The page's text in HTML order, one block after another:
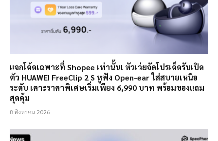
แจกโค้ดเฉพาะที่ Shopee เท่านั้น! หัวเว่ยจัดโปรเด็ดรับเปิด
ตัว HUAWEI FreeClip 2 S หูฟัง Open-ear ใส่สบายเหนือ
ระดับ เคาะราคาพิเศษเริ่มเพียง 6,990 บาท พร้อมของแถม
สุดคุ้ม
8 สิงหาคม 2026